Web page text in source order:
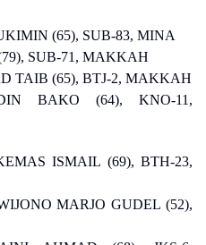
(65), SUB-83, MINA
SUB-71, MAKKAH
TAIB (65), BTJ-2, MAKKAH
BAKO (64), KNO-11,
ISMAIL (69), BTH-23,
MARJO GUDEL (52),